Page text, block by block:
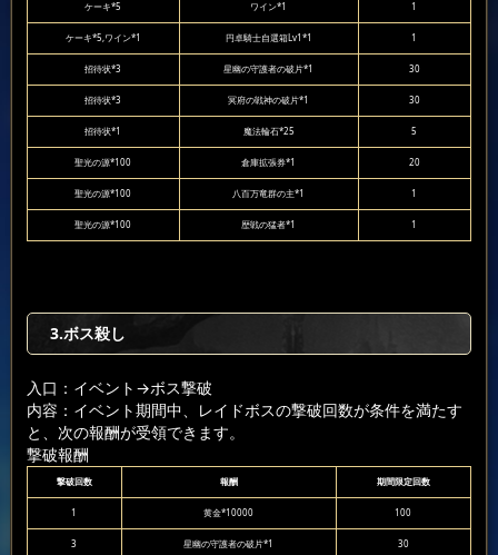
ケーキ*5 ワイン*1 1
ケーキ*5,ワイン*1 円卓騎士自選箱Lv1*1 1
招待状*3 星幽の守護者の破片*1 30
招待状*3 冥府の戦神の破片*1 30
招待状*1 魔法輪石*25 5
聖光の源*100 倉庫拡張券*1 20
聖光の源*100 八百万竜群の主*1 1
聖光の源*100 歴戦の猛者*1 1
3.ボス殺し
入口：イベント →ボス撃破
内容：イベント期間中、レイドボスの撃破回数が条件を満たす
と、次の報酬が受領できます。
撃破報酬
撃破回数 報酬 期間限定回数
1 黄金*10000 100
3 星幽の守護者の破片*1 30